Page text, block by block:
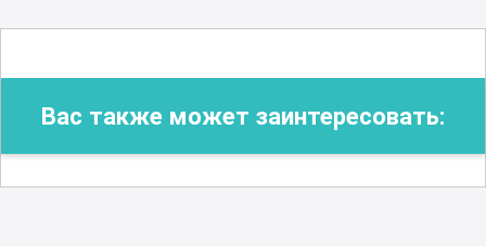
Вас также может заинтересовать: